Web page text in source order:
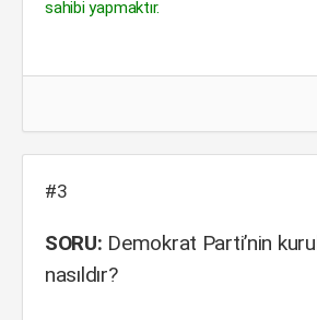
sahibi yapmaktır.
#3
SORU: Demokrat Parti’nin
nasıldır?